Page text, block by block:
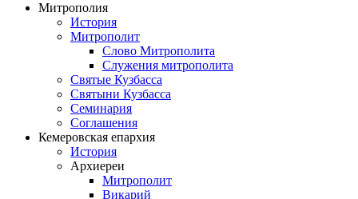
Митрополия
История
Митрополит
Слово Митрополита
Служения митрополита
Святые Кузбасса
Святыни Кузбасса
Семинария
Соглашения
Кемеровская епархия
История
Архиереи
Митрополит
Викарий